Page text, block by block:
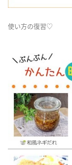
使い方の復習♡